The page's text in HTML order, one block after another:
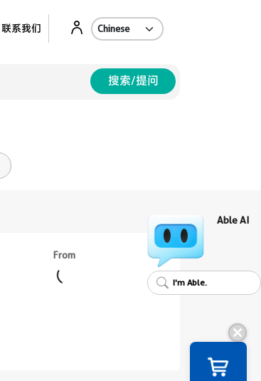
联系我们
搜索/提问
From
Able AI
I'm Able.